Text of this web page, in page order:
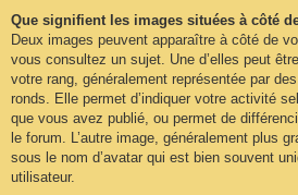
Que signifient les images situées à côté
Deux images peuvent apparaître à côté de
vous consultez un sujet. Une d’elles peut
votre rang, généralement représentée par
ronds. Elle permet d’indiquer votre activité
que vous avez publié, ou permet de
le forum. L’autre image, généralement plus
sous le nom d’avatar qui est bien souvent
utilisateur.